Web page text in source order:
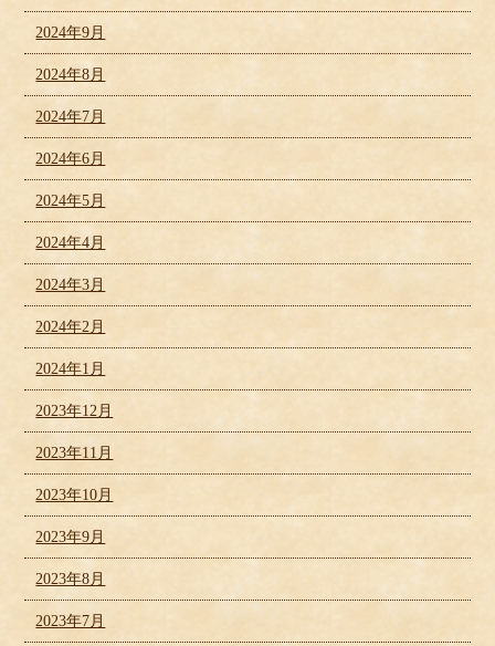
2024年9月
2024年8月
2024年7月
2024年6月
2024年5月
2024年4月
2024年3月
2024年2月
2024年1月
2023年12月
2023年11月
2023年10月
2023年9月
2023年8月
2023年7月